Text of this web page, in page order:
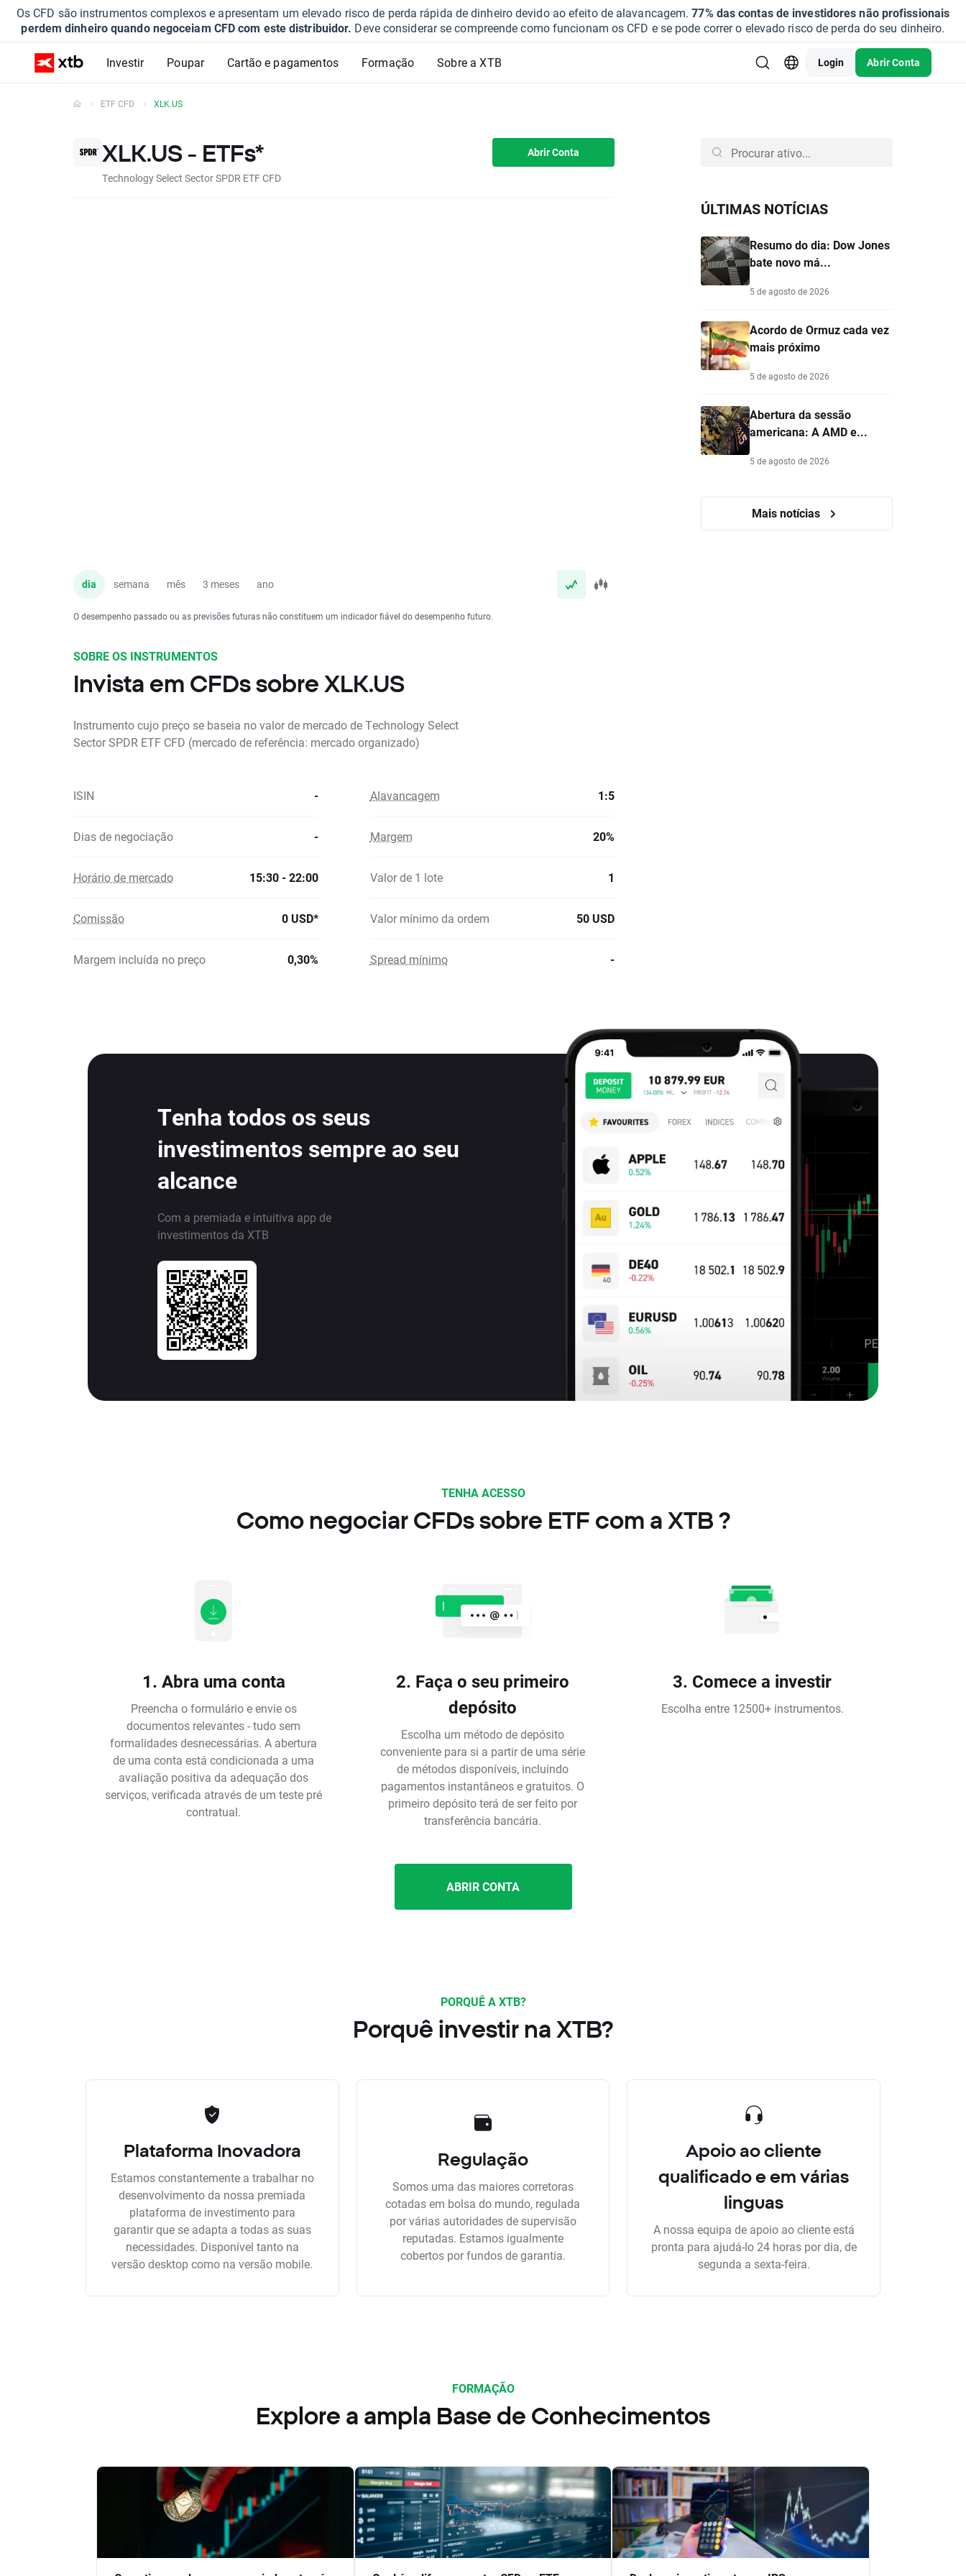
Os CFD são instrumentos complexos e apresentam um elevado risco de perda rápida de dinheiro devido ao efeito de alavancagem.77% das contas de investidores não profissionais
perdem dinheiro quando negoceiam CFD com este distribuidor. Deve considerar se compreende como funcionam os CFD e se pode correr o elevado risco de perda do seu dinheiro.
Investir Poupar Cartão e pagamentos Formação Sobre a XTB Login Abrir Conta
ETF CFD XLK.US
XLK.US - ETFs*
Technology Select Sector SPDR ETF CFD
Abrir Conta
dia semana mês 3 meses ano
O desempenho passado ou as previsões futuras não constituem um indicador fiável do desempenho futuro.
ÚLTIMAS NOTÍCIAS
Resumo do dia: Dow Jones
bate novo má...
5 de agosto de 2026
Acordo de Ormuz cada vez
mais próximo
5 de agosto de 2026
Abertura da sessão
americana: A AMD e...
5 de agosto de 2026
Mais notícias
SOBRE OS INSTRUMENTOS
Invista em CFDs sobre XLK.US
Instrumento cujo preço se baseia no valor de mercado de Technology Select
Sector SPDR ETF CFD (mercado de referência: mercado organizado)
ISIN - Alavancagem 1:5
Dias de negociação - Margem 20%
Horário de mercado 15:30 - 22:00 Valor de 1 lote 1
Comissão 0 USD* Valor mínimo da ordem 50 USD
Margem incluída no preço 0,30% Spread mínimo -
Tenha todos os seus
investimentos sempre ao seu
alcance
Com a premiada e intuitiva app de
investimentos da XTB
TENHA ACESSO
Como negociar CFDs sobre ETF com a XTB ?
1. Abra uma conta
Preencha o formulário e envie os
documentos relevantes - tudo sem
formalidades desnecessárias. A abertura
de uma conta está condicionada a uma
avaliação positiva da adequação dos
serviços, verificada através de um teste pré
contratual.
2. Faça o seu primeiro
depósito
Escolha um método de depósito
conveniente para si a partir de uma série
de métodos disponíveis, incluindo
pagamentos instantâneos e gratuitos. O
primeiro depósito terá de ser feito por
transferência bancária.
3. Comece a investir
Escolha entre 12500+ instrumentos.
ABRIR CONTA
PORQUÊ A XTB?
Porquê investir na XTB?
Plataforma Inovadora
Estamos constantemente a trabalhar no
desenvolvimento da nossa premiada
plataforma de investimento para
garantir que se adapta a todas as suas
necessidades. Disponível tanto na
versão desktop como na versão mobile.
Regulação
Somos uma das maiores corretoras
cotadas em bolsa do mundo, regulada
por várias autoridades de supervisão
reputadas. Estamos igualmente
cobertos por fundos de garantia.
Apoio ao cliente
qualificado e em várias
linguas
A nossa equipa de apoio ao cliente está
pronta para ajudá-lo 24 horas por dia, de
segunda a sexta-feira.
FORMAÇÃO
Explore a ampla Base de Conhecimentos